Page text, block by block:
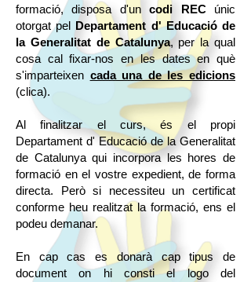
formació, disposa d'uncodi RECúnic
otorgat pel Departament d' Educació de
la Generalitat de Catalunya, per la qual
cosa cal fixar-nos en les dates en què
s'imparteixen cada una de les edicions
(clica).
Al finalitzar el curs, és el propi
Departament d' Educació de la Generalitat
de Catalunya qui incorpora les hores de
formació en el vostre expedient, de forma
directa. Però si necessiteu un certificat
conforme heu realitzat la formació, ens el
podeu demanar.
En cap cas es donarà cap tipus de
document on hi consti el logo del